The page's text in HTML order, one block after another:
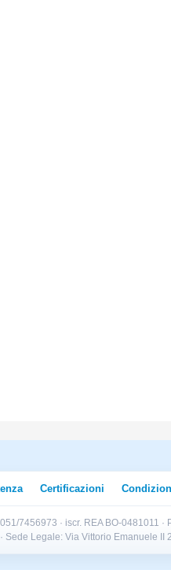
Certificazioni
051/7456973 · iscr. REA BO-0481011
Legale: Via Vittorio Emanuele II